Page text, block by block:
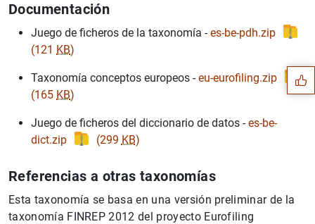
Documentación
Juego de ficheros de la taxonomía -es-be-pdh.zip
(121 KB)
Taxonomía conceptos europeos -eu-eurofiling.zip
(165 KB)
Juego de ficheros del diccionario de datos -es-be-
dict.zip
(299 KB)
Referencias a otras taxonomías
Esta taxonomía se basa en una versión preliminar de la
taxonomía FINREP 2012 del proyecto Eurofiling
Sugerencias